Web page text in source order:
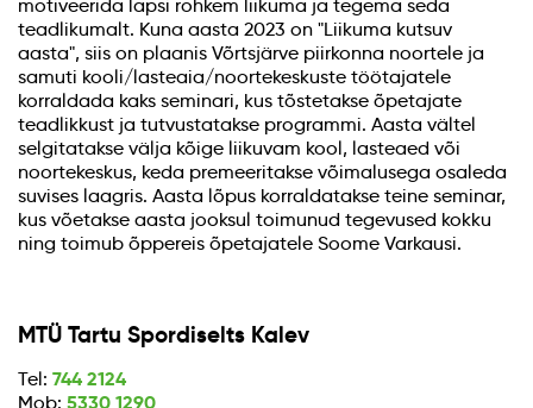
motiveerida lapsi rohkem liikuma ja tegema seda
teadlikumalt. Kuna aasta 2023 on "Liikuma kutsuv
aasta", siis on plaanis Võrtsjärve piirkonna noortele ja
samuti kooli/lasteaia/noortekeskuste töötajatele
korraldada kaks seminari, kus tõstetakse õpetajate
teadlikkust ja tutvustatakse programmi. Aasta vältel
selgitatakse välja kõige liikuvam kool, lasteaed või
noortekeskus, keda premeeritakse võimalusega osaleda
suvises laagris. Aasta lõpus korraldatakse teine seminar,
kus võetakse aasta jooksul toimunud tegevused kokku
ning toimub õppereis õpetajatele Soome Varkausi.
MTÜ Tartu Spordiselts Kalev
Tel: 744 2124
Mob: